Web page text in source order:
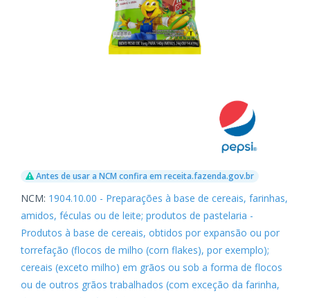
Antes de usar a NCM confira em receita.fazenda.gov.br
NCM: 1904.10.00 - Preparações à base de cereais, farinhas,
amidos, féculas ou de leite; produtos de pastelaria -
Produtos à base de cereais, obtidos por expansão ou por
torrefação (flocos de milho (corn flakes), por exemplo);
cereais (exceto milho) em grãos ou sob a forma de flocos
ou de outros grãos trabalhados (com exceção da farinha,